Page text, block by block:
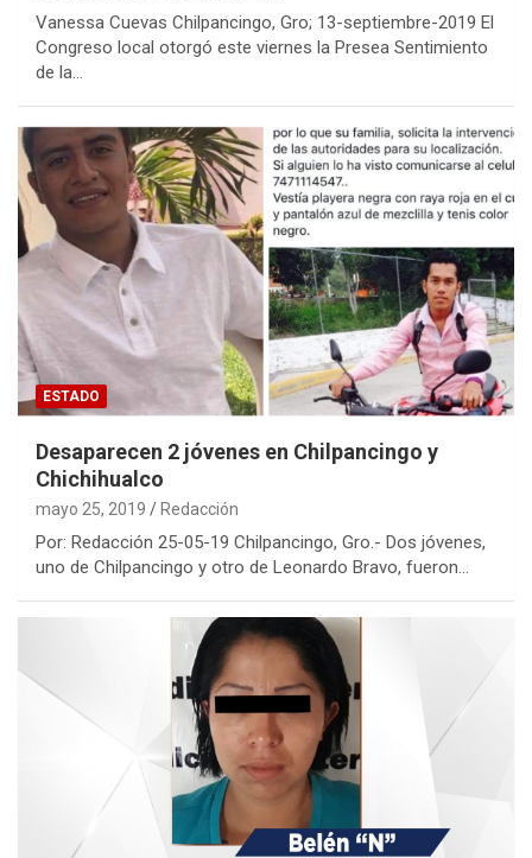
Vanessa Cuevas Chilpancingo, Gro; 13-septiembre-2019 El
Congreso local otorgó este viernes la Presea Sentimiento
de la…
ESTADO
Desaparecen 2 jóvenes en Chilpancingo y
Chichihualco
mayo 25, 2019 Redacción
Por: Redacción 25-05-19 Chilpancingo, Gro.- Dos jóvenes,
uno de Chilpancingo y otro de Leonardo Bravo, fueron…